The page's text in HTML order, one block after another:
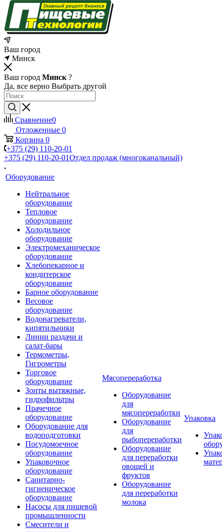
Ваш город
Минск
Ваш город Минск ?
Да, все верно Выбрать другой
Сравнение0
Отложенные 0
Корзина 0
+375 (29) 110-20-01
+375 (29) 110-20-01Отдел продаж (многоканальный)
Оборудование
Нейтральное
оборудование
Тепловое
оборудование
Холодильное
оборудование
Электромеханическое
оборудование
Хлебопекарное и
кондитерское
оборудование
Барное оборудование
Весовое
оборудование
Водонагреватели,
кипятильники
Линии раздачи и
салат-бары
Термометры,
Гигрометры
Торговое
оборудование
Зонты вытяжные,
гидрофильтры
Прачечное
оборудование
Оборудование для
водоподготовки
Посудомоечное
оборудование
Упаковочное
оборудование
Санитарно-
гигиеническое
оборудование
Насосы для пищевой
промышленности
Смесители и
Мясопереработка
Оборудование
для
мясопереработки
Оборудование
для
рыбопереработки
Оборудование
для переработки
овощей и
фруктов
Оборудование
для переработки
молока
Упаковка